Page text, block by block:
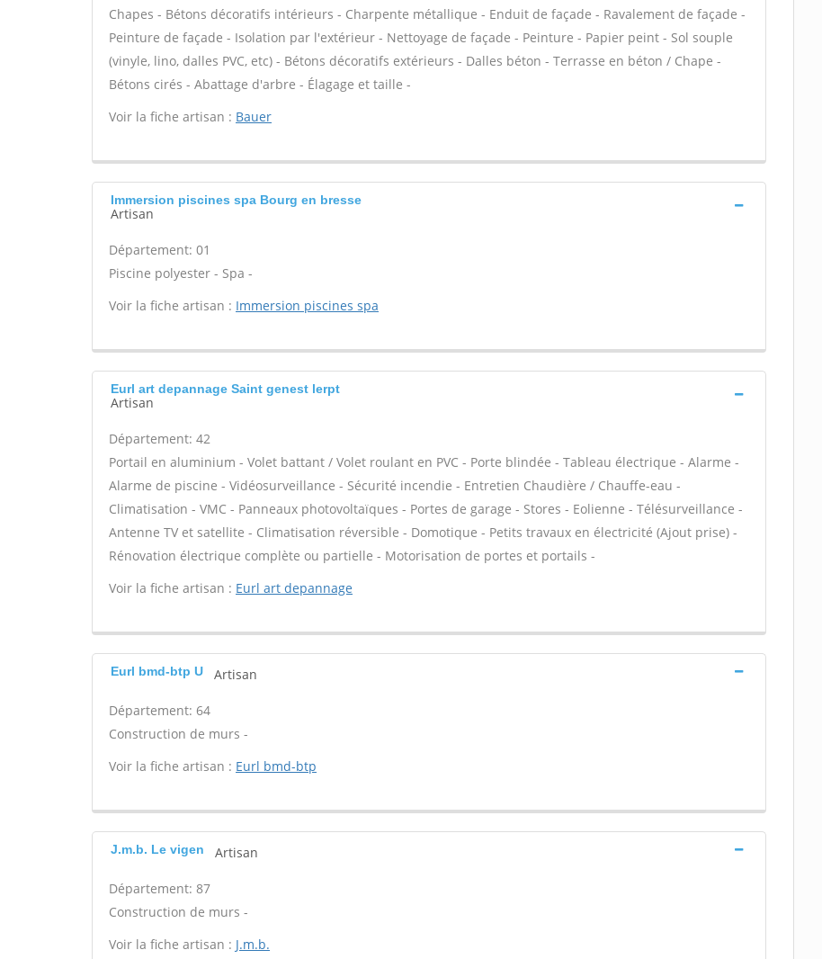
Chapes - Bétons décoratifs intérieurs - Charpente métallique - Enduit de façade - Ravalement de façade -
Peinture de façade - Isolation par l'extérieur - Nettoyage de façade - Peinture - Papier peint - Sol souple
(vinyle, lino, dalles PVC, etc) - Bétons décoratifs extérieurs - Dalles béton - Terrasse en béton / Chape -
Bétons cirés - Abattage d'arbre - Élagage et taille -
Voir la fiche artisan : Bauer
Immersion piscines spa Bourg en bresse
Artisan
Département: 01
Piscine polyester - Spa -
Voir la fiche artisan : Immersion piscines spa
Eurl art depannage Saint genest lerpt
Artisan
Département: 42
Portail en aluminium - Volet battant / Volet roulant en PVC - Porte blindée - Tableau électrique - Alarme -
Alarme de piscine - Vidéosurveillance - Sécurité incendie - Entretien Chaudière / Chauffe-eau -
Climatisation - VMC - Panneaux photovoltaïques - Portes de garage - Stores - Eolienne - Télésurveillance -
Antenne TV et satellite - Climatisation réversible - Domotique - Petits travaux en électricité (Ajout prise) -
Rénovation électrique complète ou partielle - Motorisation de portes et portails -
Voir la fiche artisan : Eurl art depannage
Eurl bmd-btp U Artisan
Département: 64
Construction de murs -
Voir la fiche artisan : Eurl bmd-btp
J.m.b. Le vigen Artisan
Département: 87
Construction de murs -
Voir la fiche artisan : J.m.b.